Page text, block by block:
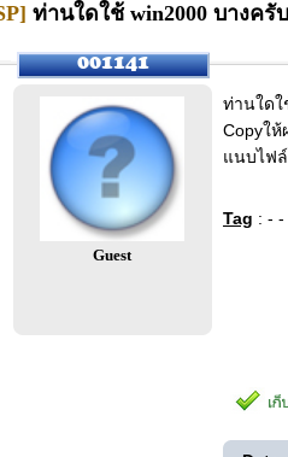
ท่านใดใช้ win2000 บางครั
Guest
ท่านใดใ
Copyให้
แนบไฟ
Tag : - -